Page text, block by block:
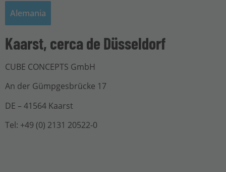
Alemania
Kaarst, cerca de Düsseldorf
CUBE CONCEPTS GmbH
An der Gümpgesbrücke 17
DE – 41564 Kaarst
Tel: +49 (0) 2131 20522-0